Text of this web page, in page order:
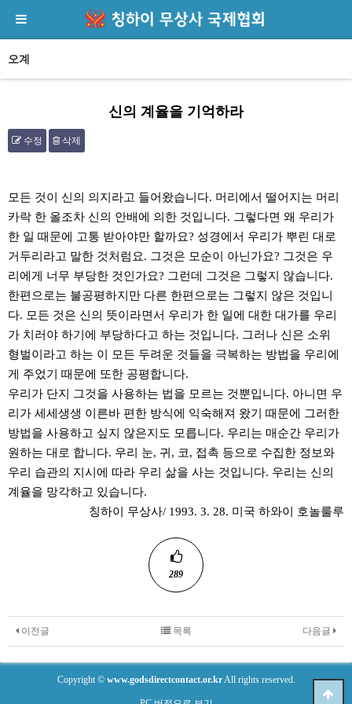
오계
신의 계율을 기억하라
수정 삭제
모든 것이 신의 의지라고 들어왔습니다. 머리에서 떨어지는 머리
카락 한 올조차 신의 안배에 의한 것입니다. 그렇다면 왜 우리가
한 일 때문에 고통 받아야만 할까요? 성경에서 우리가 뿌린 대로
거두리라고 말한 것처럼요. 그것은 모순이 아닌가요? 그것은 우
리에게 너무 부당한 것인가요? 그런데 그것은 그렇지 않습니다.
한편으로는 불공평하지만 다른 한편으로는 그렇지 않은 것입니
다. 모든 것은 신의 뜻이라면서 우리가 한 일에 대한 대가를 우리
가 치러야 하기에 부당하다고 하는 것입니다. 그러나 신은 소위
형벌이라고 하는 이 모든 두려운 것들을 극복하는 방법을 우리에
게 주었기 때문에 또한 공평합니다.
우리가 단지 그것을 사용하는 법을 모르는 것뿐입니다. 아니면 우
리가 세세생생 이른바 편한 방식에 익숙해져 왔기 때문에 그러한
방법을 사용하고 싶지 않은지도 모릅니다. 우리는 매순간 우리가
원하는 대로 합니다. 우리 눈, 귀, 코, 접촉 등으로 수집한 정보와
우리 습관의 지시에 따라 우리 삶을 사는 것입니다. 우리는 신의
계율을 망각하고 있습니다.
칭하이 무상사/ 1993. 3. 28. 미국 하와이 호놀룰루
289
이전글 다음글
목록
Copyright © www.godsdirectcontact.or.krAll rights reserved.